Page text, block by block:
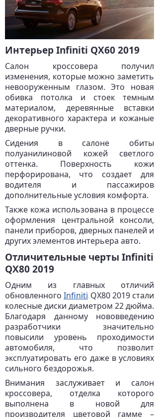
Интерьер Infiniti QX60 2019
Салон кроссовера получил
изменения, которые можно заметить
невооруженным глазом. Это новая
обивка потолка и стоек темным
материалом, деревянные вставки
декоративного характера и кожаные
дверные ручки.
Сидения в салоне обиты
полуанилиновой кожей светлого
оттенка. Поверхность кожи
перфорирована, что создает для
водителя и пассажиров
дополнительные условия комфорта.
Также кожа использована в процессе
оформления центральной консоли,
панели приборов, дверных панелей и
других элементов интерьера авто.
Отличительные черты Infiniti
QX80 2019
Одним из главных отличий
обновленногоInfiniti QX80 2019 стали
колесные диски диаметром 22 дюйма.
Благодаря данному нововведению
разработчики значительно
повысили уровень проходимости
автомобиля, что позволит
эксплуатировать его даже в условиях
сильного бездорожья.
Внимания заслуживает и салон
кроссовера, отделка которого
выполнена в новой для
производителя цветовой гамме –